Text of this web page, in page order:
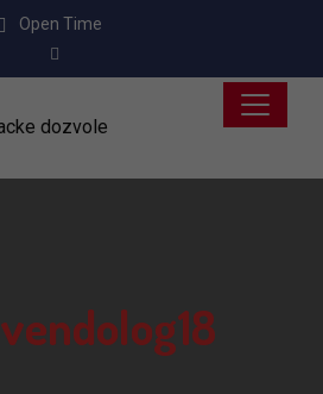
Open Time
vendolog18